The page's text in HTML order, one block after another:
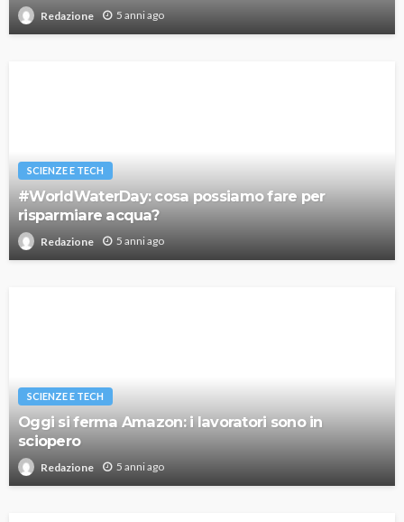
Redazione 5 anni ago
SCIENZE E TECH
#WorldWaterDay: cosa possiamo fare per
risparmiare acqua?
Redazione 5 anni ago
SCIENZE E TECH
Oggi si ferma Amazon: i lavoratori sono in
sciopero
Redazione 5 anni ago